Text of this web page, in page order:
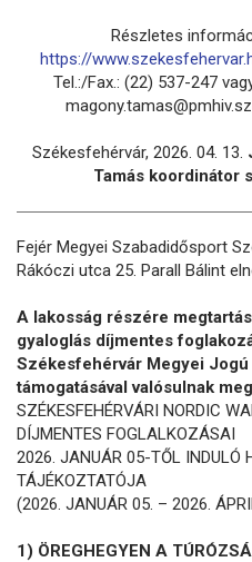
Részletes
https://
Tel.:/Fax.: (22) 537-247
Székesfehérvár, 2026. 04. 13.
Tamás koordinátor
Fejér Megyei Szabadidősport
Rákóczi utca 25. Parall Bálint
A lakosság részére
gyaloglás díjmentes
Székesfehérvár Megyei
támogatásával valósulnak
SZÉKESFEHÉRVÁRI NORDIC
DÍJMENTES FOGLALKOZÁSAI
2026. JANUÁR 05-TŐL INDULÓ
TÁJÉKOZTATÓJA
(2026. JANUÁR 05. – 2026.
1) ÖREGHEGYEN A